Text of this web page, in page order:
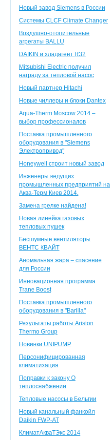
Новый завод Siemens в России
Системы CLCF Climate Changer
Воздушно-отопительные
агрегаты BALLU
DAIKIN и хладагент R32
Mitsubishi Electric получил
награду за тепловой насос
Новый партнер Hitachi
Новые чиллеры и блоки Dantex
Aqua-Therm Moscow 2014 –
выбор профессионалов
Поставка промышленного
оборудования в "Siemens
Электропривод"
Honeywell строит новый завод
Инженеры ведущих
промышленных предприятий на
Аква-Терм Киев 2014.
Замена грелке найдена!
Новая линейка газовых
тепловых пушек
Бесшумные вентиляторы
ВЕНТС КВАЙТ
Аномальная жара – спасение
для России
Инновационная программа
Trane Boost
Поставка промышленного
оборудования в "Barilla"
Результаты работы Ariston
Thermo Group
Новинки UNIPUMP
Персонифицированная
климатизация
Поправки к закону О
теплоснабжении
Тепловые насосы в Бельгии
Новый канальный фанкойл
Daikin FWP-AT
КлиматАкваТЭкс 2014